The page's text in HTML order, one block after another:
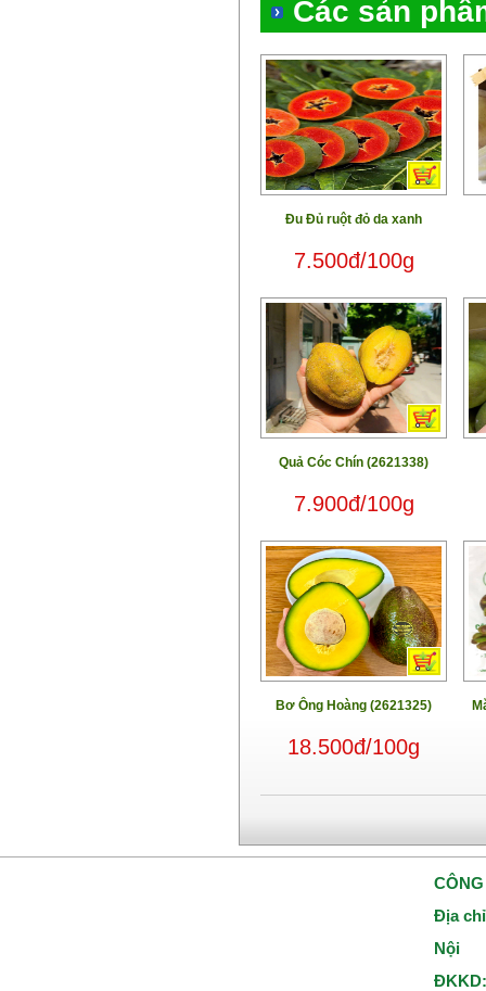
Các sản
Đu Đủ ruột đỏ da xanh
7.500đ/100g
Quả Cóc Chín (2621338)
7.900đ/100g
Bơ Ông Hoàng (2621325)
18.500đ/100g
Địa
Nội